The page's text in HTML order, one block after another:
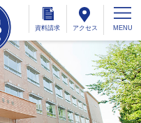
資料請求 アクセス